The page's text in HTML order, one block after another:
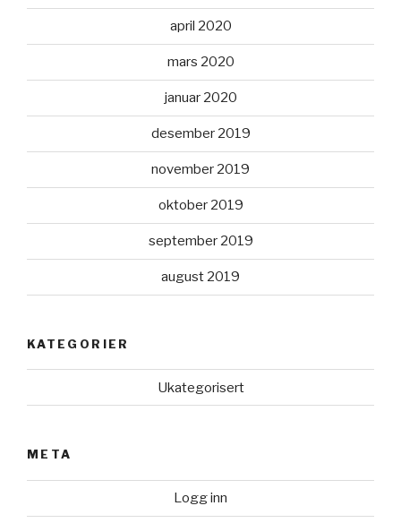
april 2020
mars 2020
januar 2020
desember 2019
november 2019
oktober 2019
september 2019
august 2019
KATEGORIER
Ukategorisert
META
Logg inn